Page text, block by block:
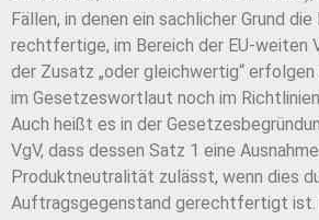
Fällen, in denen ein sachlicher Grund
rechtfertige, im Bereich der EU-weiten
der Zusatz „oder gleichwertig“
im Gesetzeswortlaut noch im
Auch heißt es in der
VgV, dass dessen Satz 1 eine
Produktneutralität zulässt, wenn dies
Auftragsgegenstand gerechtfertigt ist.